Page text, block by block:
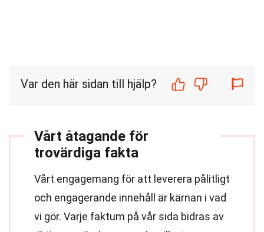
Var den här sidan till hjälp?
Vårt åtagande för
trovärdiga fakta
Vårt engagemang för att leverera pålitligt
och engagerande innehåll är kärnan i vad
vi gör. Varje faktum på vår sida bidras av